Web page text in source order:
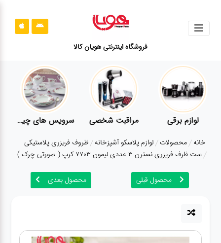
فروشگاه اینترنتی هویان کالا
محصولات
قوانین
سایت
ارتباط
درباره
لوازم برقی مراقبت شخصی سرویس های چینی زرین
خانه محصولات لوازم پلاسکو آشپزخانه ظروف فریزری پلاستیکی
ست ظرف فریزری نسترن 3 عددی لیمون 7703 کرپ ( صورتی چرک )
محصول قبلی محصول بعدی